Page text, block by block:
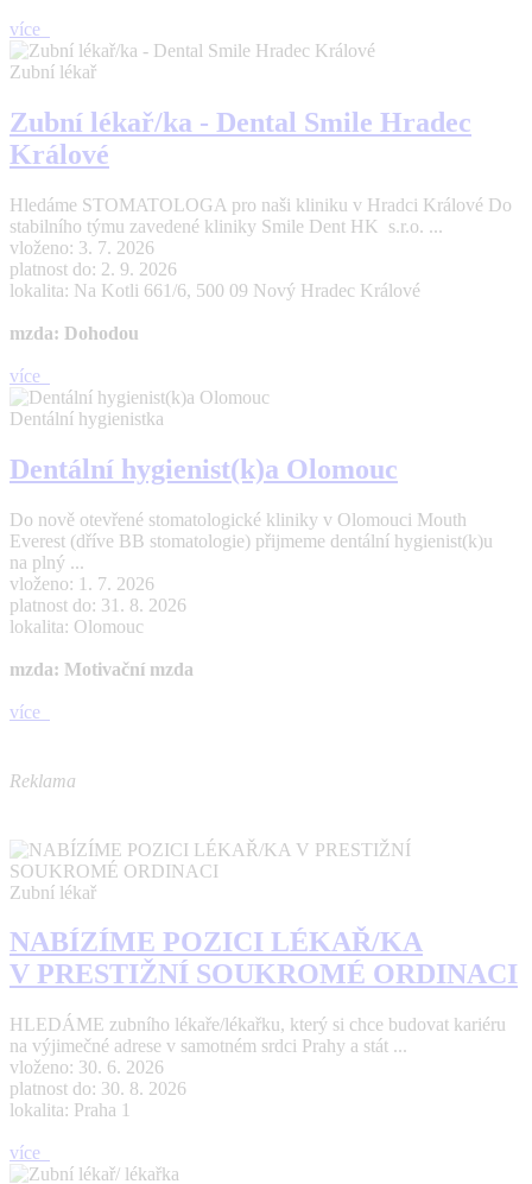
více
Zubní lékař
Zubní lékař/ka - Dental Smile Hradec
Králové
Hledáme STOMATOLOGA pro naši kliniku v Hradci Králové Do
stabilního týmu zavedené kliniky Smile Dent HK s.r.o. ...
vloženo: 3. 7. 2026
platnost do: 2. 9. 2026
lokalita: Na Kotli 661/6, 500 09 Nový Hradec Králové
mzda: Dohodou
více
Dentální hygienistka
Dentální hygienist(k)a Olomouc
Do nově otevřené stomatologické kliniky v Olomouci Mouth
Everest (dříve BB stomatologie) přijmeme dentální hygienist(k)u
na plný ...
vloženo: 1. 7. 2026
platnost do: 31. 8. 2026
lokalita: Olomouc
mzda: Motivační mzda
více
Reklama
Zubní lékař
NABÍZÍME POZICI LÉKAŘ/KA
V PRESTIŽNÍ SOUKROMÉ ORDINACI
HLEDÁME zubního lékaře/lékařku, který si chce budovat kariéru
na výjimečné adrese v samotném srdci Prahy a stát ...
vloženo: 30. 6. 2026
platnost do: 30. 8. 2026
lokalita: Praha 1
více